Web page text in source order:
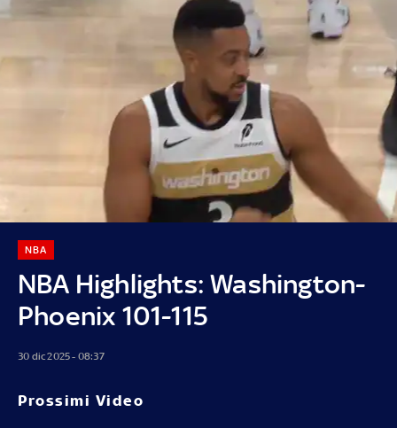
NBA Highlights: Washington-
Phoenix 101-115
NBA
30 dic 2025 - 08:37
Prossimi Video